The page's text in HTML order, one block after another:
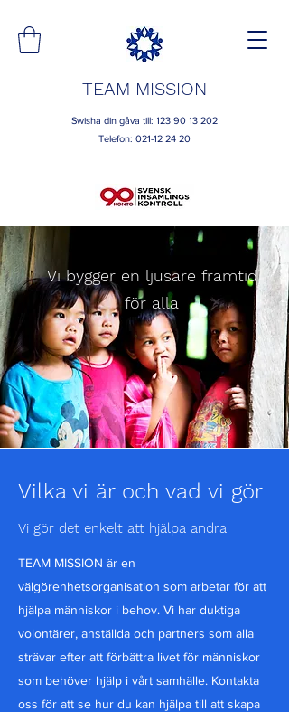
TEAM MISSION
Swisha din gåva till: 123 90 13 202
Telefon: 021-12 24 20
Vi bygger en ljusare framtid
för alla
Vilka vi är och vad vi gör
Vi gör det enkelt att hjälpa andra
TEAM MISSION är en
välgörenhetsorganisation som arbetar för att
hjälpa människor i behov. Vi har duktiga
volontärer, anställda och partners som alla
strävar efter att förbättra livet för människor
som behöver hjälp i vårt samhälle. Kontakta
oss för att se hur du kan hjälpa till att skapa